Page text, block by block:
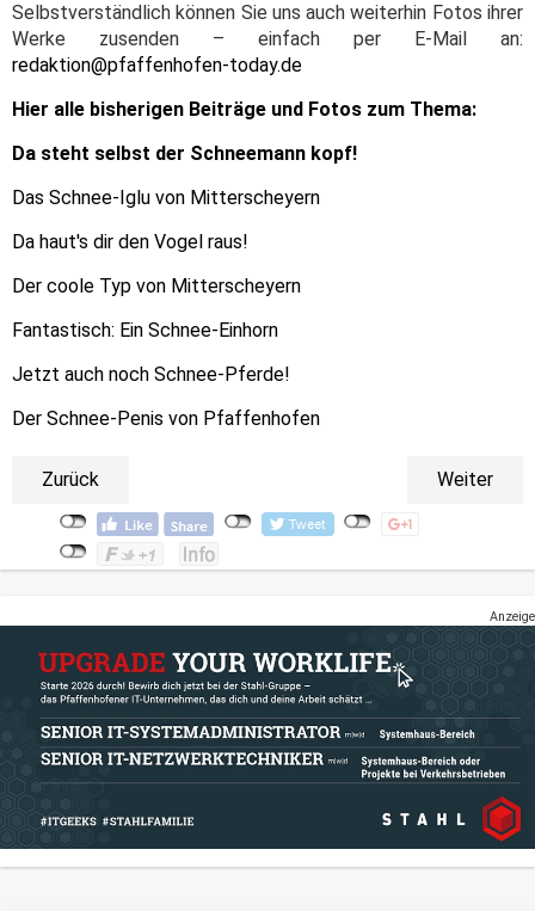
Selbstverständlich können Sie uns auch weiterhin Fotos ihrer
Werke zusenden – einfach per E-Mail an:
redaktion@pfaffenhofen-today.de
Hier alle bisherigen Beiträge und Fotos zum Thema:
Da steht selbst der Schneemann kopf!
Das Schnee-Iglu von Mitterscheyern
Da haut's dir den Vogel raus!
Der coole Typ von Mitterscheyern
Fantastisch: Ein Schnee-Einhorn
Jetzt auch noch Schnee-Pferde!
Der Schnee-Penis von Pfaffenhofen
Zurück Weiter
Anzeige